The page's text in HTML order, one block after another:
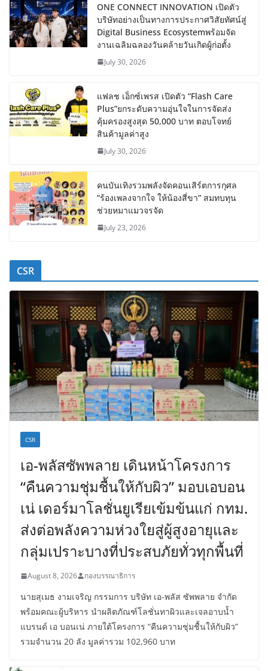
ONE CONNECT INNOVATION เปิดตัว
บริษัทอย่างเป็นทางการประกาศวิสัยทัศน์สู่
Digital Business Ecosystemพร้อมจัด
งานเฉลิมฉลองวันคล้ายวันเกิดผู้ก่อตั้ง
July 30, 2026
แฟลช เอ็กซ์เพรส เปิดตัว “Flash Care
Plus”ยกระดับความอุ่นใจในการจัดส่ง
คุ้มครองสูงสุด 50,000 บาท ตอบโจทย์
สินค้ามูลค่าสูง
July 30, 2026
คนบันเทิงรวมพลังจัดคอนเสิร์ตการกุศล
“ร้องเพลงจากใจ ให้น้องสี่ขา” สมทบทุน
ช่วยหมาแมวจรจัด
July 23, 2026
CSR
CSR
เอ-พลัสซัพพลาย เดินหน้าโครงการ
“คืนความชุ่มชื้นให้กับผิว” มอบเอบอน
เน่ เดอร์มาโลชั่นยูเรียเข้มข้นแก่ กทม.
ส่งต่อพลังความห่วงใยสู่ผู้สูงอายุและ
กลุ่มเปราะบางที่ประสบภัยทั่วทุกพื้นที่
August 8, 2026 กองบรรณาธิการ
นายสุเมธ งามเจริญ กรรมการ บริษัท เอ-พลัส ซัพพลาย จำกัด
พร้อมคณะผู้บริหาร นำผลิตภัณฑ์โลชั่นทาผิวและเจลอาบน้ำ
แบรนด์ เอ บอนเน่ ภายใต้โครงการ “คืนความชุ่มชื้นให้กับผิว”
รวมจำนวน 20 ลัง มูลค่ารวม 102,960 บาท